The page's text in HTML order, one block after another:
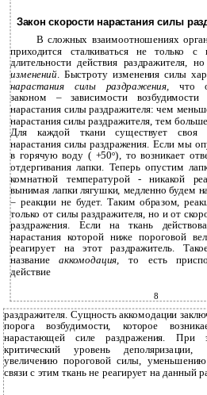
Закон скорости нарастания силы
В сложных взаимоотношениях
приходится сталкиваться не только
длительности действия раздражителя,
изменений. Быстроту изменения силы
нарастания силы раздражения,что
законом – зависимости
нарастания силы раздражителя: чем
нарастания силы раздражителя, тем
Для каждой ткани существует своя
нарастания силы раздражения. Если мы
в горячую воду ( +50о), то возникает
отдергивания лапки. Теперь опустим
комнатной температурой - никакой
вынимая лапки лягушки, медленно будем
– реакции не будет. Таким образом,
только от силы раздражителя, но и от
раздражения. Если на ткань
нарастания которой ниже пороговой
реагирует на этот раздражитель.
названиеаккомодация,то есть
действие
8
раздражителя. Сущность аккомодации
порога возбудимости, которое
нарастающей силе раздражения. При
критический уровень
увеличению пороговой силы,
связи с этим ткань не реагирует на данный